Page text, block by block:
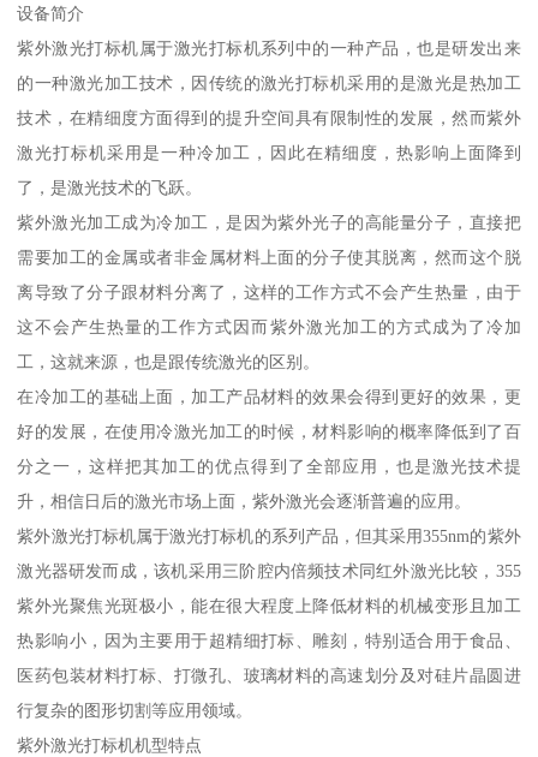
设备简介
紫外激光打标机属于激光打标机系列中的一种产品，也是研发出来
的一种激光加工技术，因传统的激光打标机采用的是激光是热加工
技术，在精细度方面得到的提升空间具有限制性的发展，然而紫外
激光打标机采用是一种冷加工，因此在精细度，热影响上面降到
了，是激光技术的飞跃。
紫外激光加工成为冷加工，是因为紫外光子的高能量分子，直接把
需要加工的金属或者非金属材料上面的分子使其脱离，然而这个脱
离导致了分子跟材料分离了，这样的工作方式不会产生热量，由于
这不会产生热量的工作方式因而紫外激光加工的方式成为了冷加
工，这就来源，也是跟传统激光的区别。
在冷加工的基础上面，加工产品材料的效果会得到更好的效果，更
好的发展，在使用冷激光加工的时候，材料影响的概率降低到了百
分之一，这样把其加工的优点得到了全部应用，也是激光技术提
升，相信日后的激光市场上面，紫外激光会逐渐普遍的应用。
紫外激光打标机属于激光打标机的系列产品，但其采用355nm的紫外
激光器研发而成，该机采用三阶腔内倍频技术同红外激光比较，355
紫外光聚焦光斑极小，能在很大程度上降低材料的机械变形且加工
热影响小，因为主要用于超精细打标、雕刻，特别适合用于食品、
医药包装材料打标、打微孔、玻璃材料的高速划分及对硅片晶圆进
行复杂的图形切割等应用领域。
紫外激光打标机机型特点